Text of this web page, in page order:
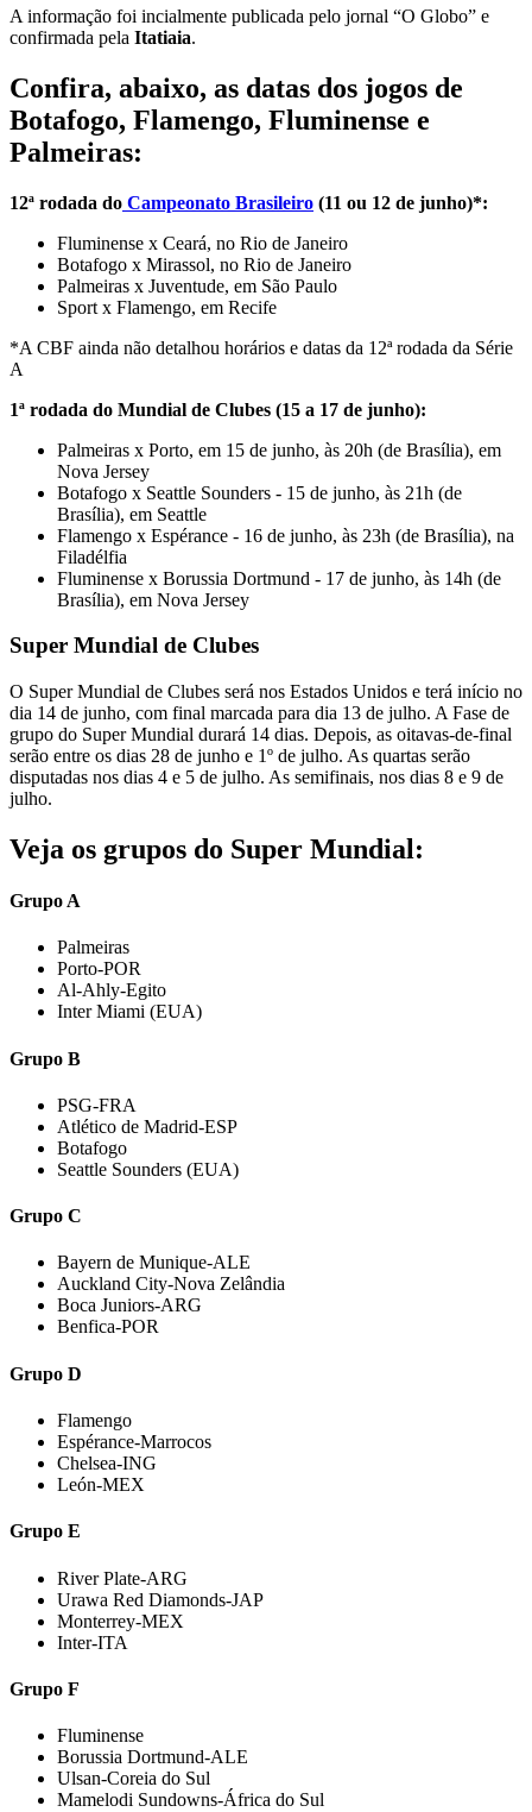
A informação foi incialmente publicada pelo jornal “O Globo” e
confirmada pela Itatiaia.
Confira, abaixo, as datas dos jogos de
Botafogo, Flamengo, Fluminense e
Palmeiras:
12ª rodada do Campeonato Brasileiro (11 ou 12 de junho)*:
Fluminense x Ceará, no Rio de Janeiro
Botafogo x Mirassol, no Rio de Janeiro
Palmeiras x Juventude, em São Paulo
Sport x Flamengo, em Recife
*A CBF ainda não detalhou horários e datas da 12ª rodada da Série
A
1ª rodada do Mundial de Clubes (15 a 17 de junho):
Palmeiras x Porto, em 15 de junho, às 20h (de Brasília), em
Nova Jersey
Botafogo x Seattle Sounders - 15 de junho, às 21h (de
Brasília), em Seattle
Flamengo x Espérance - 16 de junho, às 23h (de Brasília), na
Filadélfia
Fluminense x Borussia Dortmund - 17 de junho, às 14h (de
Brasília), em Nova Jersey
Super Mundial de Clubes
O Super Mundial de Clubes será nos Estados Unidos e terá início no
dia 14 de junho, com final marcada para dia 13 de julho. A Fase de
grupo do Super Mundial durará 14 dias. Depois, as oitavas-de-final
serão entre os dias 28 de junho e 1º de julho. As quartas serão
disputadas nos dias 4 e 5 de julho. As semifinais, nos dias 8 e 9 de
julho.
Veja os grupos do Super Mundial:
Grupo A
Palmeiras
Porto-POR
Al-Ahly-Egito
Inter Miami (EUA)
Grupo B
PSG-FRA
Atlético de Madrid-ESP
Botafogo
Seattle Sounders (EUA)
Grupo C
Bayern de Munique-ALE
Auckland City-Nova Zelândia
Boca Juniors-ARG
Benfica-POR
Grupo D
Flamengo
Espérance-Marrocos
Chelsea-ING
León-MEX
Grupo E
River Plate-ARG
Urawa Red Diamonds-JAP
Monterrey-MEX
Inter-ITA
Grupo F
Fluminense
Borussia Dortmund-ALE
Ulsan-Coreia do Sul
Mamelodi Sundowns-África do Sul